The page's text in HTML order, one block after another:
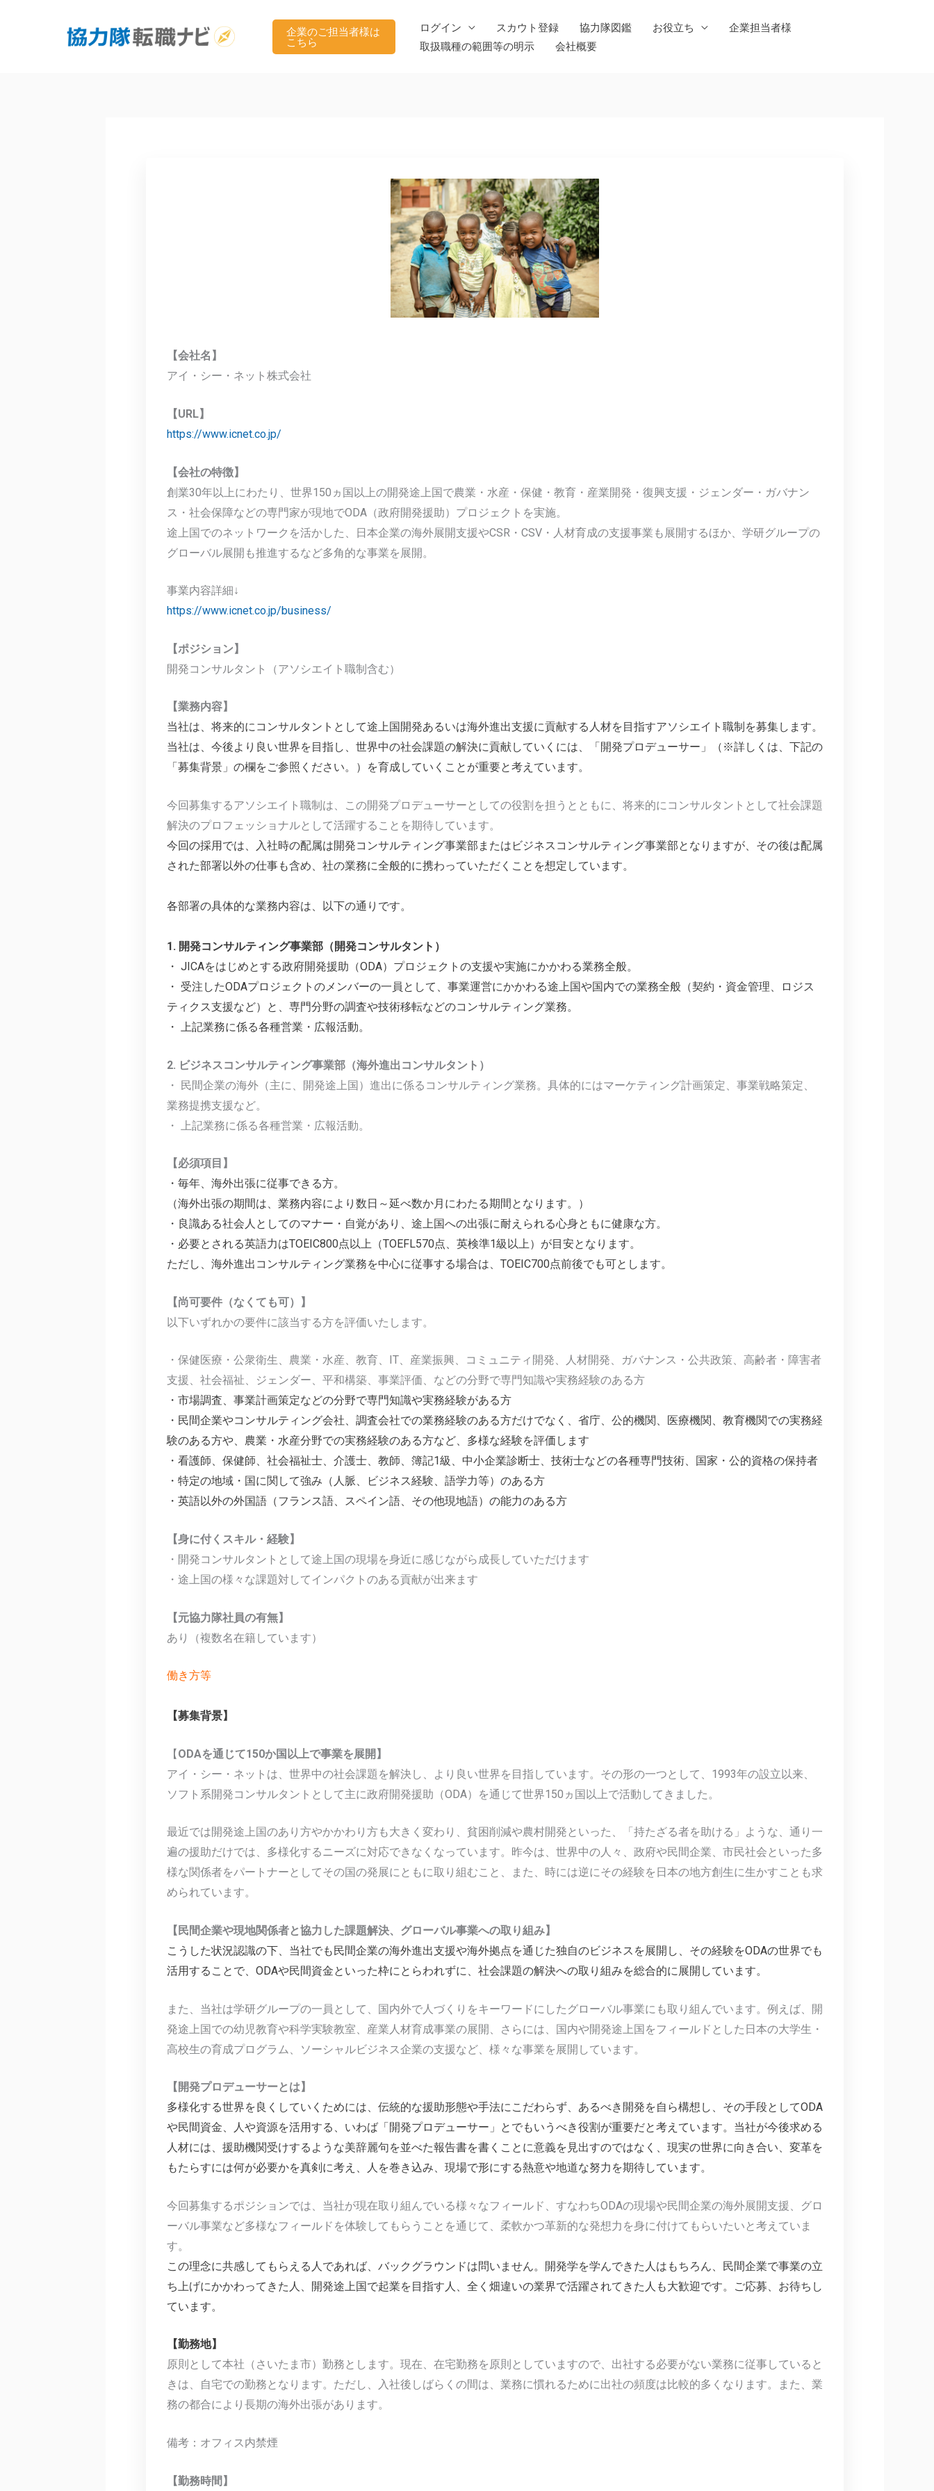
企業のご担当者様は
こちら
ログイン スカウト登録 協力隊図鑑 お役立ち
企業担当者様
取扱職種の範囲等の明示
会社概要
【会社名】
アイ・シー・ネット株式会社
【URL】
https://www.icnet.co.jp/
【会社の特徴】
創業30年以上にわたり、世界150ヵ国以上の開発途上国で農業・水産・保健・教育・産業開発・復興支援・ジェンダー・ガバナン
ス・社会保障などの専門家が現地でODA（政府開発援助）プロジェクトを実施。
途上国でのネットワークを活かした、日本企業の海外展開支援やCSR・CSV・人材育成の支援事業も展開するほか、学研グループの
グローバル展開も推進するなど多角的な事業を展開。
事業内容詳細↓
https://www.icnet.co.jp/business/
【ポジション】
開発コンサルタント（アソシエイト職制含む）
【業務内容】
当社は、将来的にコンサルタントとして途上国開発あるいは海外進出支援に貢献する人材を目指すアソシエイト職制を募集します。
当社は、今後より良い世界を目指し、世界中の社会課題の解決に貢献していくには、「開発プロデューサー」（※詳しくは、下記の
「募集背景」の欄をご参照ください。）を育成していくことが重要と考えています。
今回募集するアソシエイト職制は、この開発プロデューサーとしての役割を担うとともに、将来的にコンサルタントとして社会課題
解決のプロフェッショナルとして活躍することを期待しています。
今回の採用では、入社時の配属は開発コンサルティング事業部またはビジネスコンサルティング事業部となりますが、その後は配属
された部署以外の仕事も含め、社の業務に全般的に携わっていただくことを想定しています。
各部署の具体的な業務内容は、以下の通りです。
1. 開発コンサルティング事業部（開発コンサルタント）
・ JICAをはじめとする政府開発援助（ODA）プロジェクトの支援や実施にかかわる業務全般。
・ 受注したODAプロジェクトのメンバーの一員として、事業運営にかかわる途上国や国内での業務全般（契約・資金管理、ロジス
ティクス支援など）と、専門分野の調査や技術移転などのコンサルティング業務。
・ 上記業務に係る各種営業・広報活動。
2. ビジネスコンサルティング事業部（海外進出コンサルタント）
・ 民間企業の海外（主に、開発途上国）進出に係るコンサルティング業務。具体的にはマーケティング計画策定、事業戦略策定、
業務提携支援など。
・ 上記業務に係る各種営業・広報活動。
【必須項目】
・毎年、海外出張に従事できる方。
（海外出張の期間は、業務内容により数日～延べ数か月にわたる期間となります。）
・良識ある社会人としてのマナー・自覚があり、途上国への出張に耐えられる心身ともに健康な方。
・必要とされる英語力はTOEIC800点以上（TOEFL570点、英検準1級以上）が目安となります。
ただし、海外進出コンサルティング業務を中心に従事する場合は、TOEIC700点前後でも可とします。
【尚可要件（なくても可）】
以下いずれかの要件に該当する方を評価いたします。
・保健医療・公衆衛生、農業・水産、教育、IT、産業振興、コミュニティ開発、人材開発、ガバナンス・公共政策、高齢者・障害者
支援、社会福祉、ジェンダー、平和構築、事業評価、などの分野で専門知識や実務経験のある方
・市場調査、事業計画策定などの分野で専門知識や実務経験がある方
・民間企業やコンサルティング会社、調査会社での業務経験のある方だけでなく、省庁、公的機関、医療機関、教育機関での実務経
験のある方や、農業・水産分野での実務経験のある方など、多様な経験を評価します
・看護師、保健師、社会福祉士、介護士、教師、簿記1級、中小企業診断士、技術士などの各種専門技術、国家・公的資格の保持者
・ 特定の地域・国に関して強み（人脈、ビジネス経験、語学力等）のある方
・英語以外の外国語（フランス語、スペイン語、その他現地語）の能力のある方
【身に付くスキル・経験】
・開発コンサルタントとして途上国の現場を身近に感じながら成長していただけます
・途上国の様々な課題対してインパクトのある貢献が出来ます
【元協力隊社員の有無】
あり（複数名在籍しています）
働き方等
【募集背景】
【ODAを通じて150か国以上で事業を展開】
アイ・シー・ネットは、世界中の社会課題を解決し、より良い世界を目指しています。その形の一つとして、1993年の設立以来、
ソフト系開発コンサルタントとして主に政府開発援助（ODA）を通じて世界150ヵ国以上で活動してきました。
最近では開発途上国のあり方やかかわり方も大きく変わり、貧困削減や農村開発といった、「持たざる者を助ける」ような、通り一
遍の援助だけでは、多様化するニーズに対応できなくなっています。昨今は、世界中の人々、政府や民間企業、市民社会といった多
様な関係者をパートナーとしてその国の発展にともに取り組むこと、また、時には逆にその経験を日本の地方創生に生かすことも求
められています。
【民間企業や現地関係者と協力した課題解決、グローバル事業への取り組み】
こうした状況認識の下、当社でも民間企業の海外進出支援や海外拠点を通じた独自のビジネスを展開し、その経験をODAの世界でも
活用することで、ODAや民間資金といった枠にとらわれずに、社会課題の解決への取り組みを総合的に展開しています。
また、当社は学研グループの一員として、国内外で人づくりをキーワードにしたグローバル事業にも取り組んでいます。例えば、開
発途上国での幼児教育や科学実験教室、産業人材育成事業の展開、さらには、国内や開発途上国をフィールドとした日本の大学生・
高校生の育成プログラム、ソーシャルビジネス企業の支援など、様々な事業を展開しています。
【開発プロデューサーとは】
多様化する世界を良くしていくためには、伝統的な援助形態や手法にこだわらず、あるべき開発を自ら構想し、その手段としてODA
や民間資金、人や資源を活用する、いわば「開発プロデューサー」とでもいうべき役割が重要だと考えています。当社が今後求める
人材には、援助機関受けするような美辞麗句を並べた報告書を書くことに意義を見出すのではなく、現実の世界に向き合い、変革を
もたらすには何が必要かを真剣に考え、人を巻き込み、現場で形にする熱意や地道な努力を期待しています。
今回募集するポジションでは、当社が現在取り組んでいる様々なフィールド、すなわちODAの現場や民間企業の海外展開支援、グロ
ーバル事業など多様なフィールドを体験してもらうことを通じて、柔軟かつ革新的な発想力を身に付けてもらいたいと考えていま
す。
この理念に共感してもらえる人であれば、バックグラウンドは問いません。開発学を学んできた人はもちろん、民間企業で事業の立
ち上げにかかわってきた人、開発途上国で起業を目指す人、全く畑違いの業界で活躍されてきた人も大歓迎です。ご応募、お待ちし
ています。
【勤務地】
原則として本社（さいたま市）勤務とします。現在、在宅勤務を原則としていますので、出社する必要がない業務に従事していると
きは、自宅での勤務となります。ただし、入社後しばらくの間は、業務に慣れるために出社の頻度は比較的多くなります。また、業
務の都合により長期の海外出張があります。
備考：オフィス内禁煙
【勤務時間】